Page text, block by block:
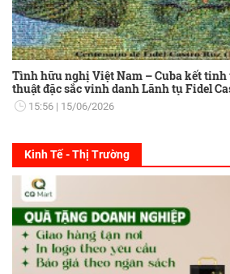
Tình hữu nghị Việt Nam – Cuba kết tinh
thuật đặc sắc vinh danh Lãnh tụ Fidel
15:56 15/06/2026
Kinh Tế - Thị Trường